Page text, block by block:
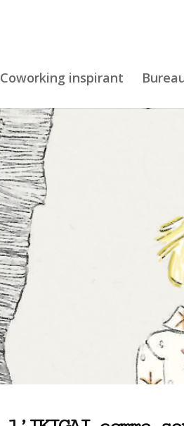
Coworking inspirant